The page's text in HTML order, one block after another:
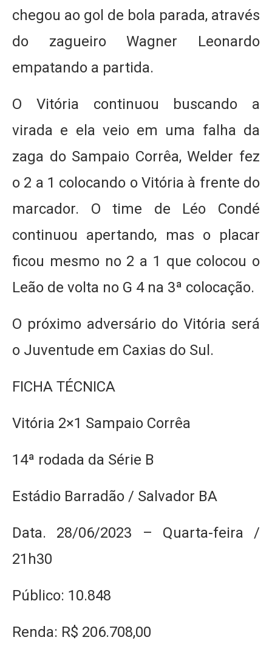
chegou ao gol de bola parada, através
do zagueiro Wagner Leonardo
empatando a partida.
O Vitória continuou buscando a
virada e ela veio em uma falha da
zaga do Sampaio Corrêa, Welder fez
o 2 a 1 colocando o Vitória à frente do
marcador. O time de Léo Condé
continuou apertando, mas o placar
ficou mesmo no 2 a 1 que colocou o
Leão de volta no G 4 na 3ª colocação.
O próximo adversário do Vitória será
o Juventude em Caxias do Sul.
FICHA TÉCNICA
Vitória 2×1 Sampaio Corrêa
14ª rodada da Série B
Estádio Barradão / Salvador BA
Data. 28/06/2023 – Quarta-feira /
21h30
Público: 10.848
Renda: R$ 206.708,00